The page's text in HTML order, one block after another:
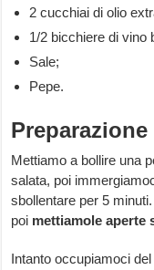
2 cucchiai di olio
1/2 bicchiere di vino
Sale;
Pepe.
Preparazione
Mettiamo a bollire una
salata, poi
sbollentare per 5
poi mettiamole aperte
Intanto occupiamoci